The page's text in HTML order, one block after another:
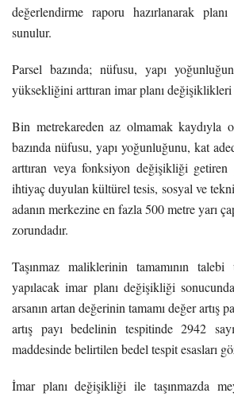
değerlendirme raporu hazırlanarak
sunulur.
Parsel bazında; nüfusu, yapı
yüksekliğini arttıran imar planı değişiklikleri
Bin metrekareden az olmamak kaydıyla
bazında nüfusu, yapı yoğunluğunu, kat
arttıran veya fonksiyon değişikliği
ihtiyaç duyulan kültürel tesis, sosyal ve
adanın merkezine en fazla 500 metre yarı
zorundadır.
Taşınmaz maliklerinin tamamının talebi
yapılacak imar planı değişikliği
arsanın artan değerinin tamamı değer artış
artış payı bedelinin tespitinde 2942
maddesinde belirtilen bedel tespit esasları
İmar planı değişikliği ile taşınmazda